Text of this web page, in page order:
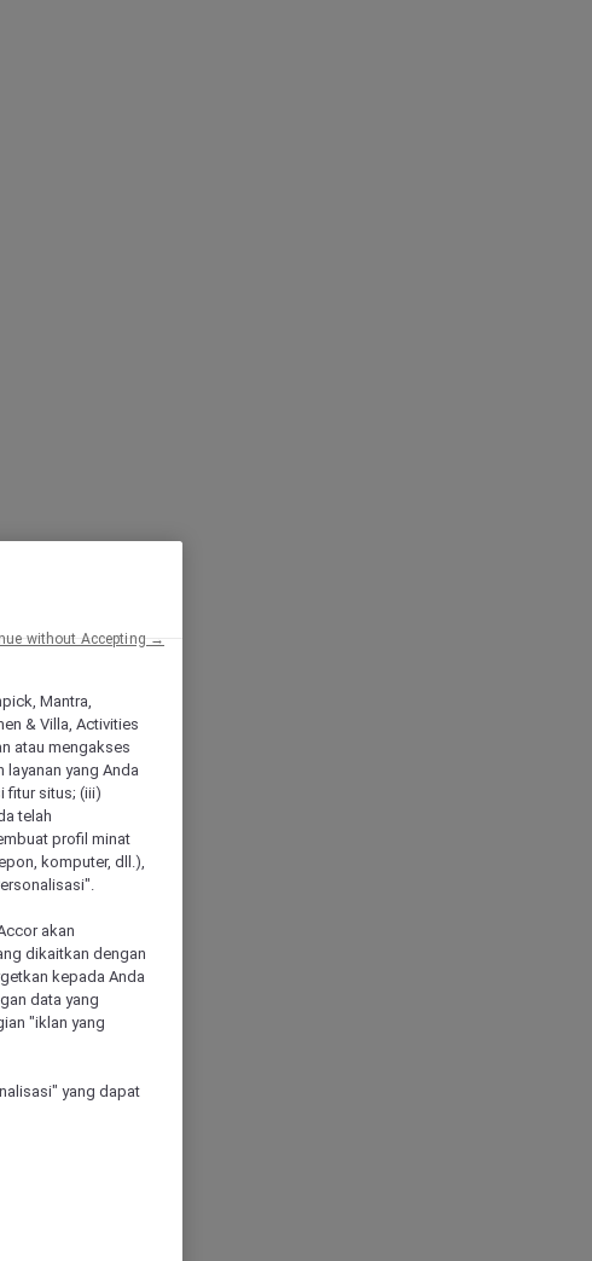
Mantra,
& Villa, Activities
atau mengakses
yang Anda
fitur situs; (iii)
telah
profil minat
komputer, dll.),
akan
dikaitkan dengan
kepada Anda
data yang
"iklan yang
yang dapat
without Accepting →